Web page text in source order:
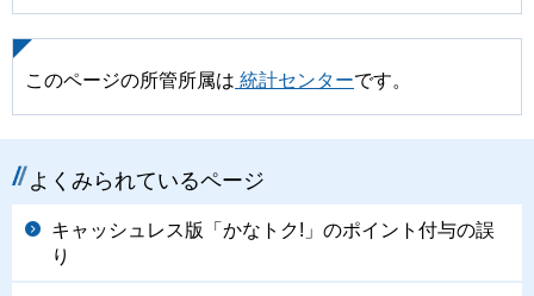
このページの所管所属は 統計センターです。
よくみられているページ
キャッシュレス版「かなトク!」のポイント付与の誤
り